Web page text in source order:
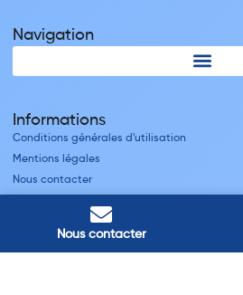
Nous contacter
Navigation
Informations
Conditions générales d'utilisation
Mentions légales
Nous contacter
Nos adresses